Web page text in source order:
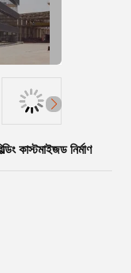
কাস্টমাইজড নির্মাণ